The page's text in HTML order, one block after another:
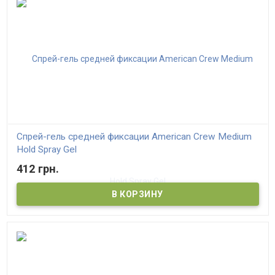
Спрей-гель средней фиксации American Crew Medium
Hold Spray Gel
412 грн.